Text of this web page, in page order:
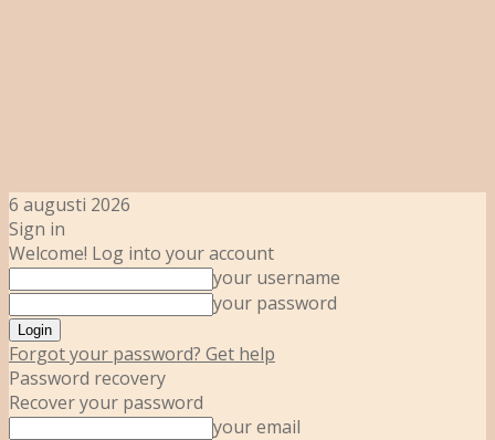
6 augusti 2026
Sign in
Welcome! Log into your account
your username
your password
Forgot your password? Get help
Password recovery
Recover your password
your email